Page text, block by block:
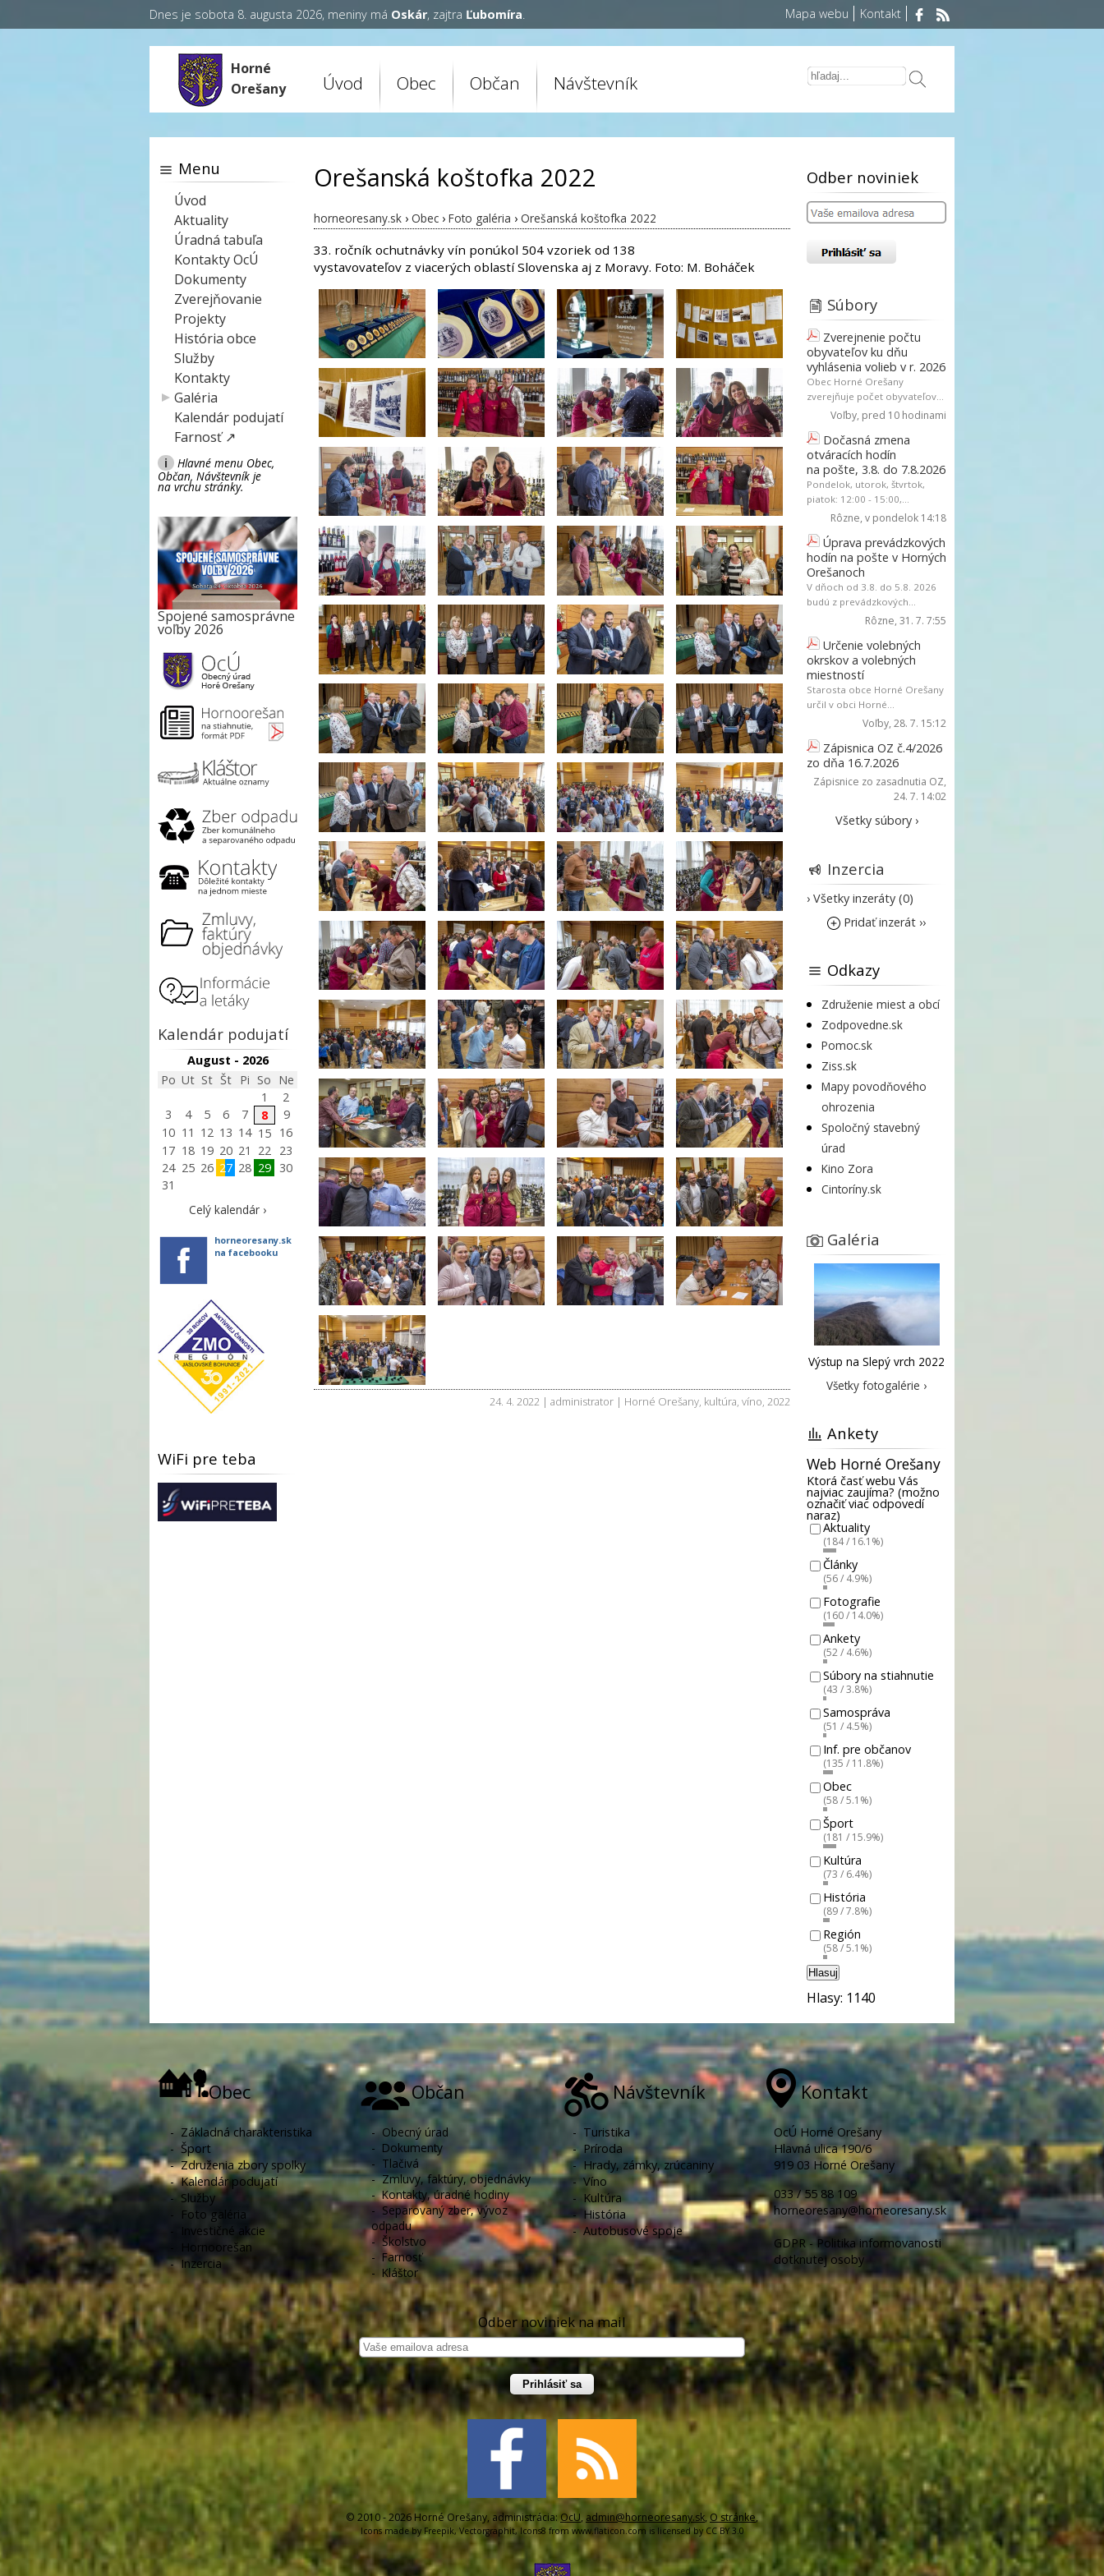
Dnes je sobota 8. augusta 2026, meniny má Oskár, zajtra Ľubomíra. Mapa webu Kontakt
Horné
Orešany
Úvod Obec Občan Návštevník
Orešanská koštofka 2022
horneoresany.sk › Obec › Foto galéria › Orešanská koštofka 2022
33. ročník ochutnávky vín ponúkol 504 vzoriek od 138
vystavovateľov z viacerých oblastí Slovenska aj z Moravy. Foto: M. Boháček
24. 4. 2022 | administrator | Horné Orešany, kultúra, víno, 2022
Menu
Úvod
Aktuality
Úradná tabuľa
Kontakty OcÚ
Dokumenty
Zverejňovanie
Projekty
História obce
Služby
Kontakty
Galéria
Kalendár podujatí
Farnosť ↗
i
Hlavné menu Obec,
Občan, Návštevník je
na vrchu stránky.
Spojené samosprávne
voľby 2026
Kalendár podujatí
August - 2026
Po Ut St Št Pi So Ne
1
2
3
4 5 6 7 8
9
10 11 12 13 14 15
16
17 18 19 20 21 22
23
24 25 26 27 28 29
30
31
Celý kalendár ›
horneoresany.sk
na facebooku
WiFi pre teba
Odber noviniek
Súbory
Zverejnenie počtu
obyvateľov ku dňu
vyhlásenia volieb v r. 2026
Obec Horné Orešany
zverejňuje počet obyvateľov...
Voľby, pred 10 hodinami
Dočasná zmena
otváracích hodín
na pošte, 3.8. do 7.8.2026
Pondelok, utorok, štvrtok,
piatok: 12:00 - 15:00,...
Rôzne, v pondelok 14:18
Úprava prevádzkových
hodín na pošte v Horných
Orešanoch
V dňoch od 3.8. do 5.8. 2026
budú z prevádzkových...
Rôzne, 31. 7. 7:55
Určenie volebných
okrskov a volebných
miestností
Starosta obce Horné Orešany
určil v obci Horné...
Voľby, 28. 7. 15:12
Zápisnica OZ č.4/2026
zo dňa 16.7.2026
Zápisnice zo zasadnutia OZ,
24. 7. 14:02
Všetky súbory ›
Inzercia
› Všetky inzeráty (0)
Pridať inzerát ››
Odkazy
Združenie miest a obcí
Zodpovedne.sk
Pomoc.sk
Ziss.sk
Mapy povodňového
ohrozenia
Spoločný stavebný
úrad
Kino Zora
Cintoríny.sk
Galéria
Výstup na Slepý vrch 2022
Všetky fotogalérie ›
Ankety
Web Horné Orešany
Ktorá časť webu Vás
najviac zaujíma? (možno
označiť viac odpovedí
naraz)
Aktuality
(184 / 16.1%)
Články
(56 / 4.9%)
Fotografie
(160 / 14.0%)
Ankety
(52 / 4.6%)
Súbory na stiahnutie
(43 / 3.8%)
Samospráva
(51 / 4.5%)
Inf. pre občanov
(135 / 11.8%)
Obec
(58 / 5.1%)
Šport
(181 / 15.9%)
Kultúra
(73 / 6.4%)
História
(89 / 7.8%)
Región
(58 / 5.1%)
Hlasuj
Hlasy: 1140
Obec
- Základná charakteristika
- Šport
-Združenia zbory spolky
-Kalendár podujatí
- Služby
- Foto galéria
- Investičné akcie
Hornoorešan
-Inzercia
Občan
- Obecný úrad
- Dokumenty
- Tlačivá
-Zmluvy, faktúry, objednávky
-Kontakty, úradné hodiny
-Separovaný zber, vývoz
odpadu
- Školstvo
-Farnosť
- Kláštor
Návštevník
- Turistika
- Príroda
-Hrady, zámky, zrúcaniny
-Víno
- Kultúra
- História
-Autobusové spoje
Kontakt
OcÚ Horné Orešany
Hlavná ulica 190/6
919 03 Horné Orešany
033 / 55 88 109
horneoresany@horneoresany.sk
GDPR - Politika informovanosti
dotknutej osoby
Odber noviniek na mail
Prihlásiť sa
© 2010 - 2026 Horné Orešany, administrácia: OcU, admin@horneoresany.sk, O stránke,
Icons made by Freepik, Vectorgraphit, Icons8 from www.flaticon.com is licensed by CC BY 3.0